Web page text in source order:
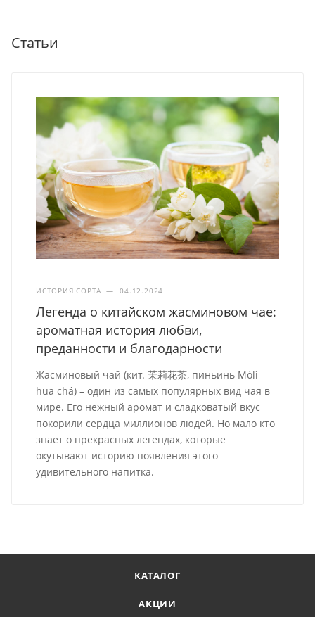
Статьи
ИСТОРИЯ СОРТА — 04.12.2024
Легенда о китайском жасминовом чае:
ароматная история любви,
преданности и благодарности
Жасминовый чай (кит. 茉莉花茶, пиньинь Mòlì
huā chá) – один из самых популярных вид чая в
мире. Его нежный аромат и сладковатый вкус
покорили сердца миллионов людей. Но мало кто
знает о прекрасных легендах, которые
окутывают историю появления этого
удивительного напитка.
КАТАЛОГ
АКЦИИ